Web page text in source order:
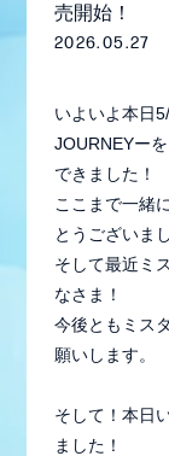
番組
お問
売開始！
2026.05.27
いよいよ本日
JOURNEYー
できました！
ここまで一緒
とうございま
そして最近ミ
なさま！
今後ともミス
願いします。
そして！本日
ました！